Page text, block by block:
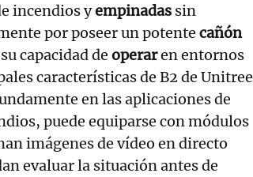
incendios yempinadas sin
por poseer un potente cañón
capacidad de operaren entornos
características de B2 de Unitree
en las aplicaciones de
puede equiparse con módulos
imágenes de vídeo en directo
evaluar la situación antes de